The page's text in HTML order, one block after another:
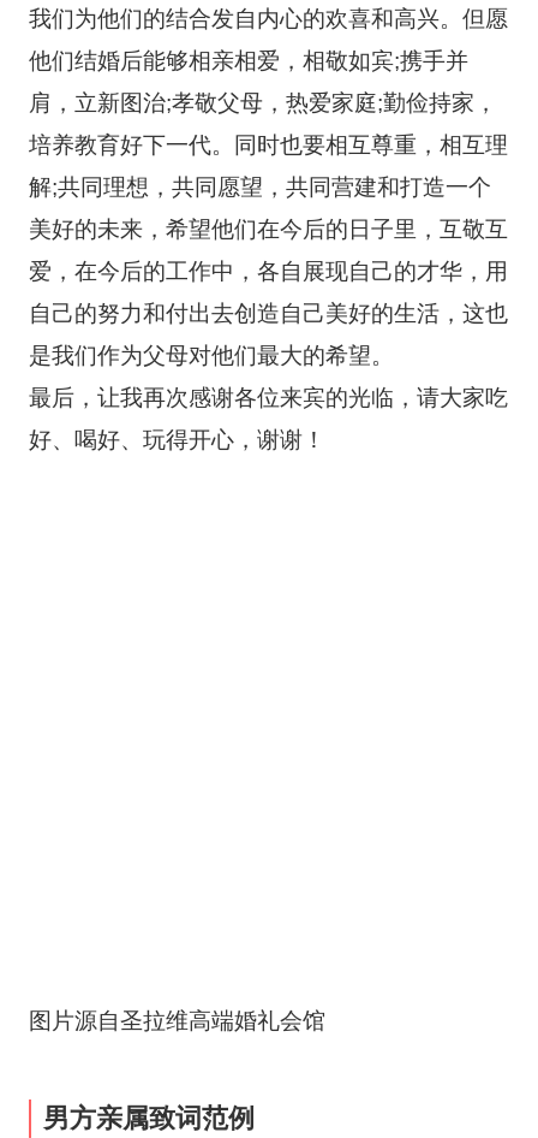
我们为他们的结合发自内心的欢喜和高兴。但愿
他们结婚后能够相亲相爱，相敬如宾;携手并
肩，立新图治;孝敬父母，热爱家庭;勤俭持家，
培养教育好下一代。同时也要相互尊重，相互理
解;共同理想，共同愿望，共同营建和打造一个
美好的未来，希望他们在今后的日子里，互敬互
爱，在今后的工作中，各自展现自己的才华，用
自己的努力和付出去创造自己美好的生活，这也
是我们作为父母对他们最大的希望。
最后，让我再次感谢各位来宾的光临，请大家吃
好、喝好、玩得开心，谢谢！
图片源自圣拉维高端婚礼会馆
男方亲属致词范例